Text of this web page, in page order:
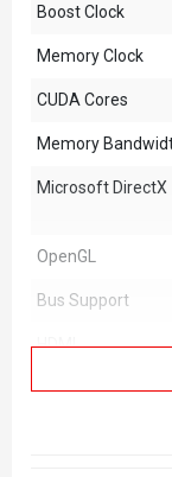
Boost Clock
Memory Clock
CUDA Cores
Memory
Microsoft DirectX
OpenGL
Bus Support
HDMI
DisplayPort
Maximum Digital